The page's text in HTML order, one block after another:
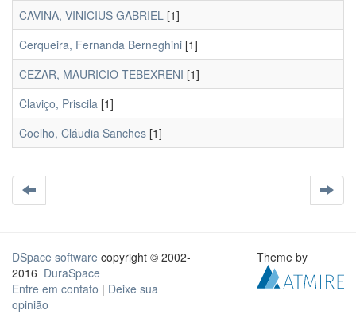
CAVINA, VINICIUS GABRIEL [1]
Cerqueira, Fernanda Berneghini [1]
CEZAR, MAURICIO TEBEXRENI [1]
Claviço, Priscila [1]
Coelho, Cláudia Sanches [1]
DSpace software copyright © 2002-
2016 DuraSpace
Entre em contato | Deixe sua
opinião
Theme by